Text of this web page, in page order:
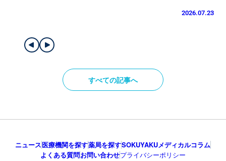
2026.07.23
すべての記事へ
ニュース医療機関を探す薬局を探すSOKUYAKUメディカルコラム
よくある質問お問い合わせプライバシーポリシー